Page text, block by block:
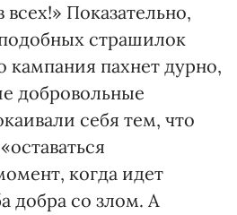
Показательно,
страшилок
кампания пахнет дурно,
добровольные
себя тем, что
когда идет
добра со злом. А